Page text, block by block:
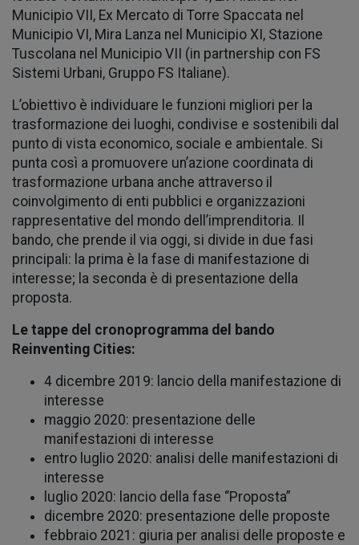
Municipio VII, Ex Mercato di Torre Spaccata nel
Municipio VI, Mira Lanza nel Municipio XI, Stazione
Tuscolana nel Municipio VII (in partnership con FS
Sistemi Urbani, Gruppo FS Italiane).
L’obiettivo è individuare le funzioni migliori per la
trasformazione dei luoghi, condivise e sostenibili dal
punto di vista economico, sociale e ambientale. Si
punta così a promuovere un’azione coordinata di
trasformazione urbana anche attraverso il
coinvolgimento di enti pubblici e organizzazioni
rappresentative del mondo dell’imprenditoria. Il
bando, che prende il via oggi, si divide in due fasi
principali: la prima è la fase di manifestazione di
interesse; la seconda è di presentazione della
proposta.
Le tappe del cronoprogramma del bando
Reinventing Cities:
4 dicembre 2019: lancio della manifestazione di
interesse
maggio 2020: presentazione delle
manifestazioni di interesse
entro luglio 2020: analisi delle manifestazioni di
interesse
luglio 2020: lancio della fase “Proposta”
dicembre 2020: presentazione delle proposte
febbraio 2021: giuria per analisi delle proposte e